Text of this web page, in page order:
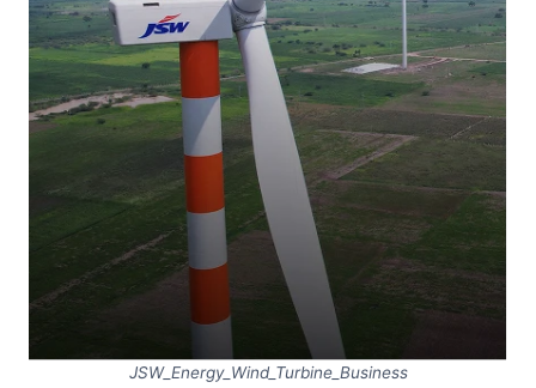
JSW_Energy_Wind_Turbine_Business